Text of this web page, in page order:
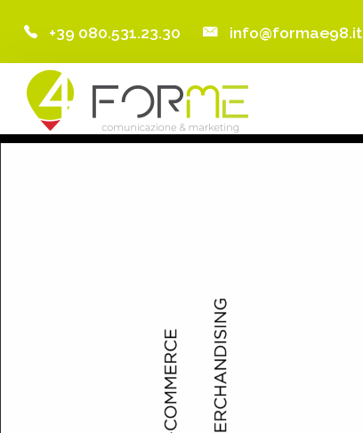
Home
Chi Siamo
+39 080.531.23.30 info@formae98.it